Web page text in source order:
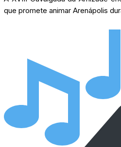
que promete animar Arenápolis